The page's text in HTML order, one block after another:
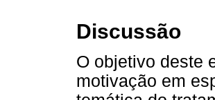
Discussão
O objetivo deste
motivação em